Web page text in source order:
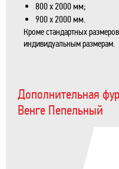
800 х 2000 мм;
900 х 2000 мм.
Кроме стандартных
индивидуальным размерам.
Дополнительная
Венге Пепельный